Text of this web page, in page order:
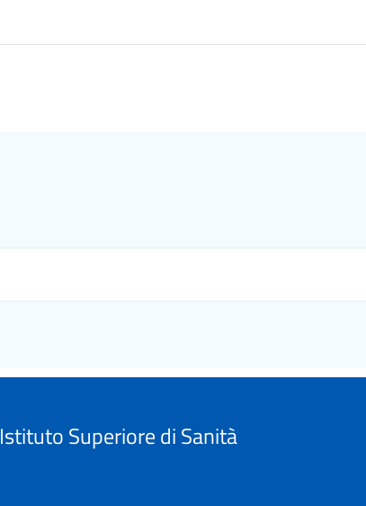
Istituto Superiore di Sanità